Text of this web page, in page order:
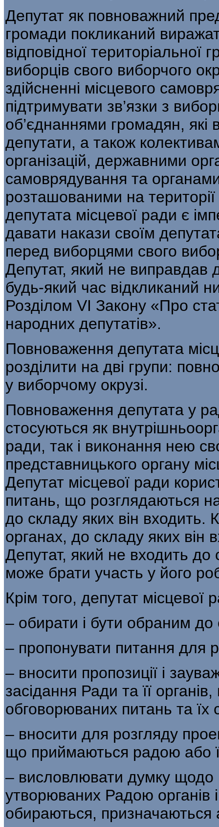
Депутат як повноважний
громади покликаний
відповідної територіальної
виборців свого виборчого
здійсненні місцевого
підтримувати зв’язки з
об’єднаннями громадян, які
депутати, а також
організацій, державними
самоврядування та
розташованими на
депутата місцевої ради є
давати накази своїм
перед виборцями свого
Депутат, який не виправдав
будь-який час відкликаний
Розділом VI Закону «Про
народних депутатів».
Повноваження депутата
розділити на дві групи:
у виборчому окрузі.
Повноваження депутата у
стосуються як
ради, так і виконання нею
представницького органу
Депутат місцевої ради
питань, що розглядаються
до складу яких він входить.
органах, до складу яких він
Депутат, який не входить до
може брати участь у його
Крім того, депутат місцевої
– обирати і бути обраним до
– пропонувати питання для
– вносити пропозиції і
засідання Ради та її
обговорюваних питань та їх
– вносити для розгляду
що приймаються радою або
– висловлювати думку щодо
утворюваних Радою органів
обираються,